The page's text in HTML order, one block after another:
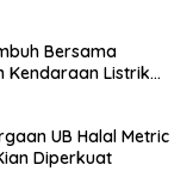
Bersama
Kendaraan Listrik
UB Halal Metric
Diperkuat